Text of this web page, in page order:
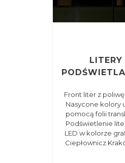
LITERY
Front liter z
Nasycone kolory
pomocą folii
Podświetlenie
LED w kolorze
Ciepłownicz